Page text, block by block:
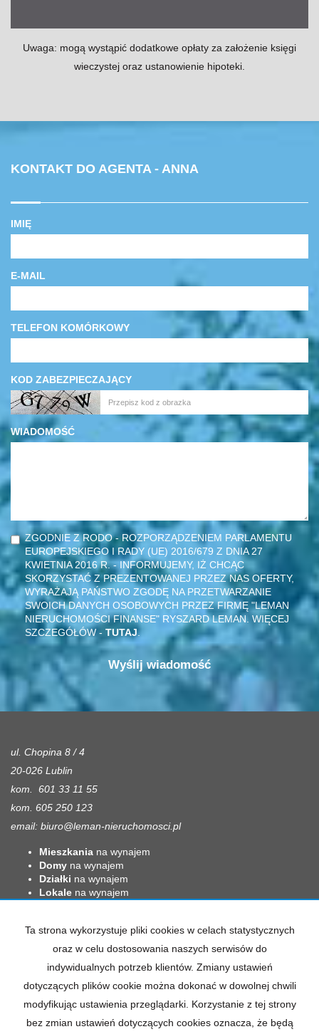
Uwaga: mogą wystąpić dodatkowe opłaty za założenie księgi
wieczystej oraz ustanowienie hipoteki.
KONTAKT DO AGENTA - ANNA
IMIĘ
E-MAIL
TELEFON KOMÓRKOWY
KOD ZABEZPIECZAJĄCY
WIADOMOŚĆ
ZGODNIE Z RODO - ROZPORZĄDZENIEM PARLAMENTU
EUROPEJSKIEGO I RADY (UE) 2016/679 Z DNIA 27
KWIETNIA 2016 R. - INFORMUJEMY, IŻ CHCĄC
SKORZYSTAĆ Z PREZENTOWANEJ PRZEZ NAS OFERTY,
WYRAŻAJĄ PAŃSTWO ZGODĘ NA PRZETWARZANIE
SWOICH DANYCH OSOBOWYCH PRZEZ FIRMĘ "LEMAN
NIERUCHOMOŚCI FINANSE" RYSZARD LEMAN. WIĘCEJ
SZCZEGÓŁÓW - TUTAJ.
ul. Chopina 8 / 4
20-026 Lublin
kom. 601 33 11 55
kom. 605 250 123
email: biuro@leman-nieruchomosci.pl
Mieszkania na wynajem
Domy na wynajem
Działki na wynajem
Lokale na wynajem
na sprzedaż
Działkina sprzedaż
Lokalena sprzedaż
Obiekty na sprzedaż
Ta strona wykorzystuje pliki cookies w celach statystycznych
oraz w celu dostosowania naszych serwisów do
indywidualnych potrzeb klientów. Zmiany ustawień
dotyczących plików cookie można dokonać w dowolnej chwili
modyfikując ustawienia przeglądarki. Korzystanie z tej strony
bez zmian ustawień dotyczących cookies oznacza, że będą